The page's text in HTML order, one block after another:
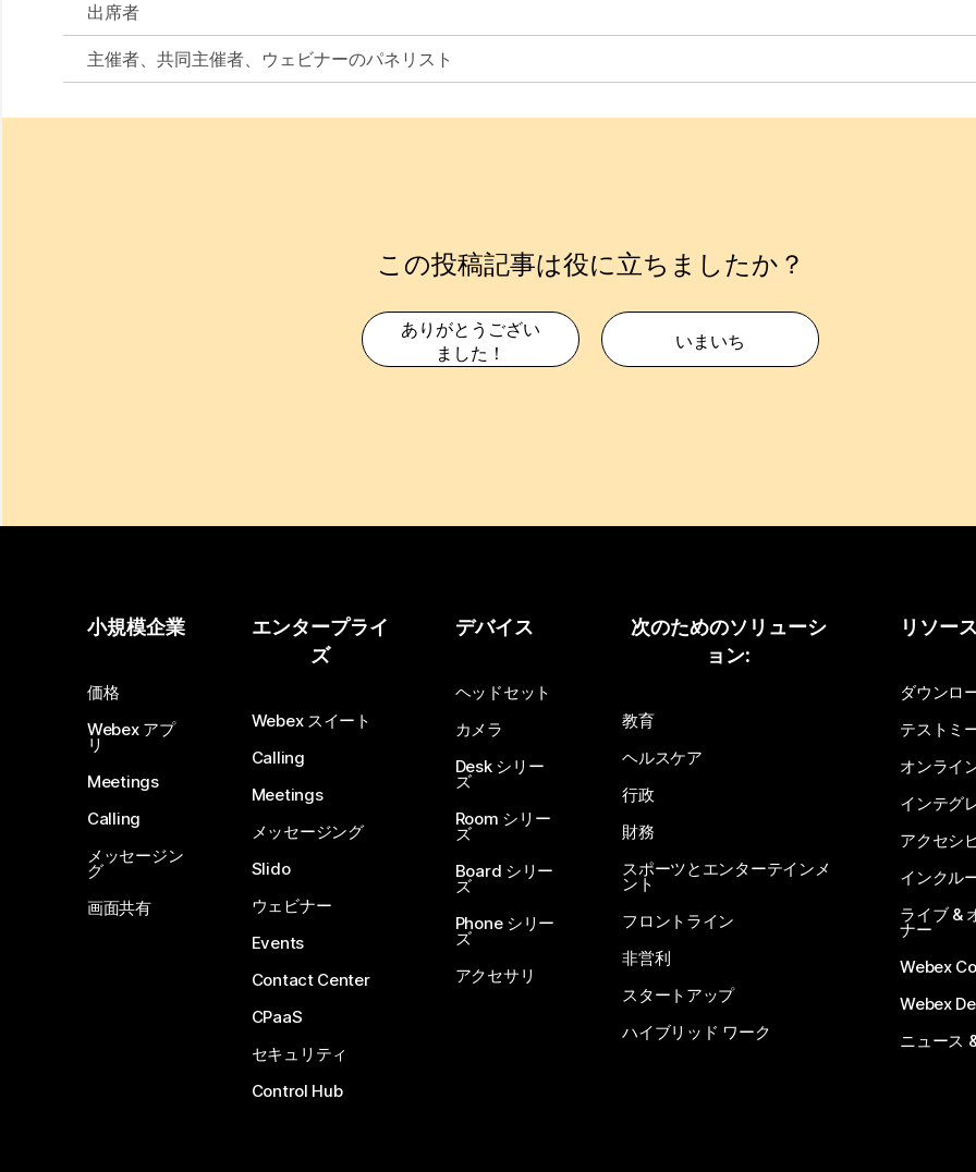
出席者
主催者、共同主催者、ウェビナーのパネリスト
この投稿記事は役に立ちましたか？
ありがとうござい
ました！
いまいち
小規模企業
価格
Webex アプ
リ
Meetings
Calling
メッセージン
グ
画面共有
エンタープライ
ズ
Webex スイート
Calling
Meetings
メッセージング
Slido
ウェビナー
Events
Contact Center
CPaaS
セキュリティ
Control Hub
デバイス
ヘッドセット
カメラ
Desk シリー
ズ
Room シリー
ズ
Board シリー
ズ
Phone シリー
ズ
アクセサリ
次のためのソリューシ
ョン:
教育
ヘルスケア
行政
財務
スポーツとエンターテインメ
ント
フロントライン
非営利
スタートアップ
ハイブリッド ワーク
リソー
ダウンロ
テストミ
オンライ
インテグ
アクセシ
インクル
ライブ &
ナー
Webex
Webex
ニュース